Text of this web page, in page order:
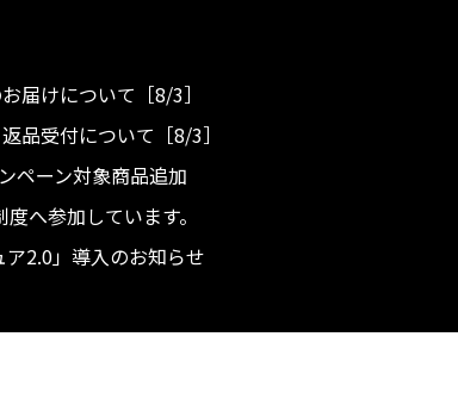
届けについて［8/3］
品受付について［8/3］
ペーン対象商品追加
へ参加しています。
2.0」導入のお知らせ